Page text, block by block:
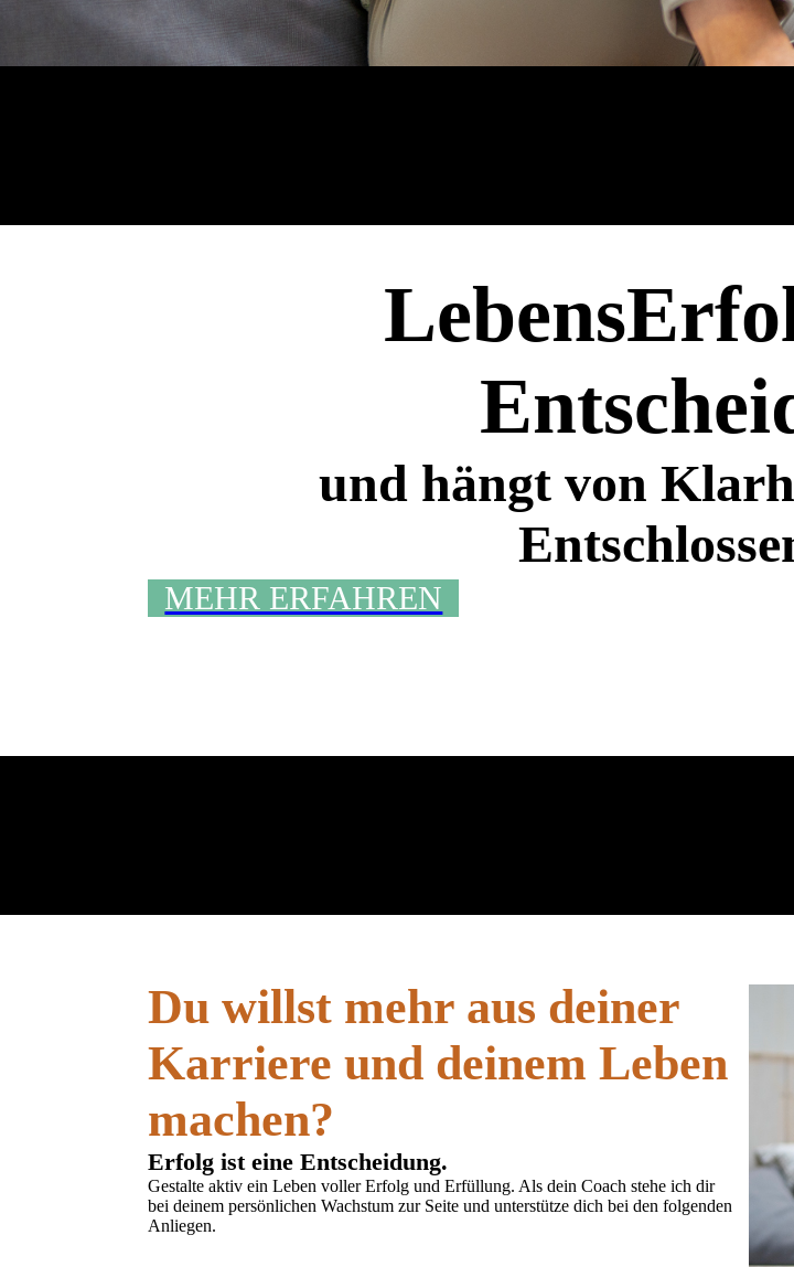
und hängt von
MEHR ERFAHREN
Du willst mehr aus deiner
Karriere und deinem Leben
machen?
Erfolg ist eine Entscheidung.
Gestalte aktiv ein Leben voller Erfolg und Erfüllung. Als dein Coach stehe ich dir
bei deinem persönlichen Wachstum zur Seite und unterstütze dich bei den folgenden
Anliegen.